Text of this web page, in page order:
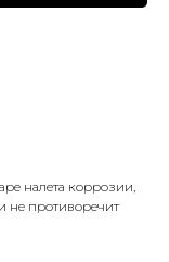
налета коррозии,
не противоречит